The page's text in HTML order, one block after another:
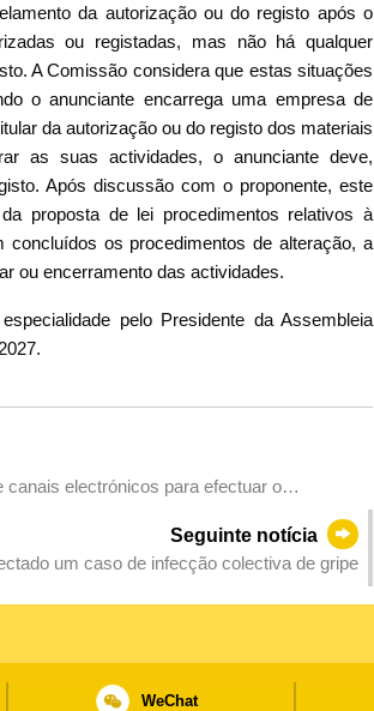
da autorização ou do registo após o
ou registadas, mas não há qualquer
A Comissão considera que estas situações
o anunciante encarrega uma empresa de
da autorização ou do registo dos materiais
as suas actividades, o anunciante deve,
Após discussão com o proponente, este
proposta de lei procedimentos relativos à
concluídos os procedimentos de alteração, a
ou encerramento das actividades.
pelo Presidente da Assembleia
electrónicos para efectuar o
Seguinte notícia
um caso de infecção colectiva de gripe
WeChat